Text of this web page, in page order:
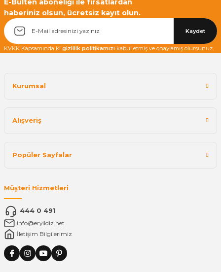
Yetkiliye Gönder
haberiniz olsun, ücretsiz kayıt olun.
Kaydet
KVKK Kapsamında ki gizlilik politikamızı kabul etmiş ve onaylamış olursunuz.
Kurumsal
Alışveriş
Popüler Sayfalar
Müşteri Hizmetleri
444 0 491
info@eryildiz.net
İletişim Bilgilerimiz